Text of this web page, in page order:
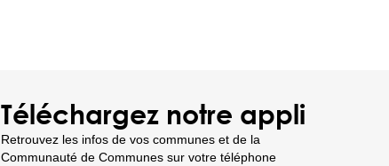
Téléchargez notre appli
Retrouvez les infos de vos communes et de la
Communauté de Communes sur votre téléphone